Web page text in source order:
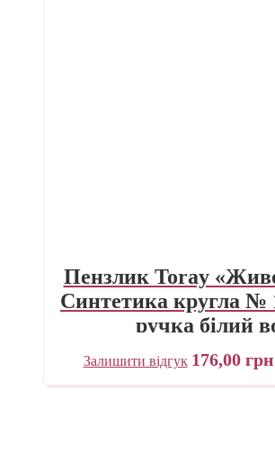
Пензлик Toray
Синтетика кругла №
ручка білий
Залишити відгук 176,00